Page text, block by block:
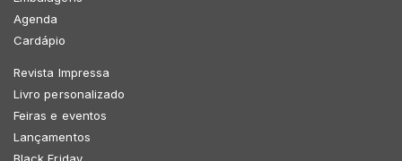
Agenda
Cardápio
Revista Impressa
Livro personalizado
Feiras e eventos
Lançamentos
Black Friday